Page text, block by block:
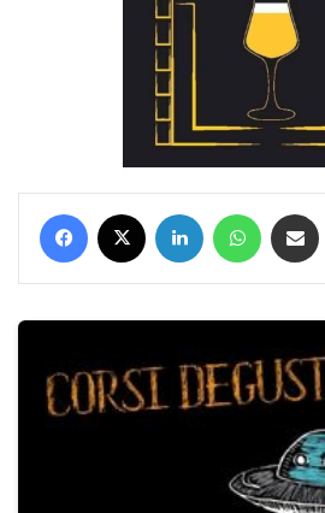
Facebook LinkedIn WhatsApp